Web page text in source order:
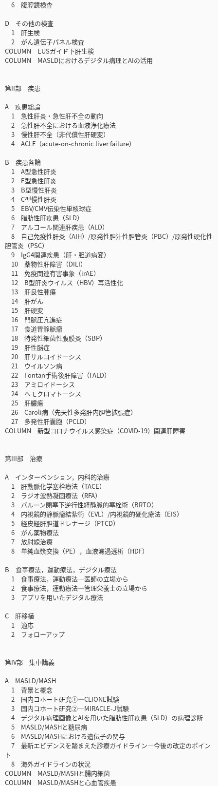
6 腹腔鏡検査
D その他の検査
1 肝生検
2 がん遺伝子パネル検査
COLUMN EUSガイド下肝生検
COLUMN MASLDにおけるデジタル病理とAIの活用
第II部 疾患
A 疾患総論
1 急性肝炎・急性肝不全の動向
2 急性肝不全における血液浄化療法
3 慢性肝不全（非代償性肝硬変）
4 ACLF（acute-on-chronic liver failure）
B 疾患各論
1 A型急性肝炎
2 E型急性肝炎
3 B型慢性肝炎
4 C型慢性肝炎
5 EBV/CMV伝染性単核球症
6 脂肪性肝疾患（SLD）
7 アルコール関連肝疾患（ALD）
8 自己免疫性肝炎（AIH）/原発性胆汁性胆管炎（PBC）/原発性硬化性
胆管炎（PSC）
9 IgG4関連疾患（肝・胆道病変）
10 薬物性肝障害（DILI）
11 免疫関連有害事象（irAE）
12 B型肝炎ウイルス（HBV）再活性化
13 肝良性腫瘍
14 肝がん
15 肝硬変
16 門脈圧亢進症
17 食道胃静脈瘤
18 特発性細菌性腹膜炎（SBP）
19 肝性脳症
20 肝サルコイドーシス
21 ウイルソン病
22 Fontan手術後肝障害（FALD）
23 アミロイドーシス
24 ヘモクロマトーシス
25 肝膿瘍
26 Caroli病（先天性多発肝内胆管拡張症）
27 多発性肝囊胞（PCLD）
COLUMN 新型コロナウイルス感染症（COVID-19）関連肝障害
第III部 治療
A インターベンション，内科的治療
1 肝動脈化学塞栓療法（TACE）
2 ラジオ波熱凝固療法（RFA）
3 バルーン閉塞下逆行性経静脈的塞栓術（BRTO）
4 内視鏡的静脈瘤結紮術（EVL）/内視鏡的硬化療法（EIS）
5 経皮経肝胆道ドレナージ（PTCD）
6 がん薬物療法
7 放射線治療
8 単純血漿交換（PE），血液濾過透析（HDF）
B 食事療法，運動療法，デジタル療法
1 食事療法，運動療法―医師の立場から
2 食事療法，運動療法―管理栄養士の立場から
3 アプリを用いたデジタル療法
C 肝移植
1 適応
2 フォローアップ
第IV部 集中講義
A MASLD/MASH
1 背景と概念
2 国内コホート研究①―CLIONE試験
3 国内コホート研究②―MIRACLE-J試験
4 デジタル病理画像とAIを用いた脂肪性肝疾患（SLD）の病理診断
5 MASLD/MASHと糖尿病
6 MASLD/MASHにおける遺伝子の関与
7 最新エビデンスを踏まえた診療ガイドライン―今後の改定のポイン
ト
8 海外ガイドラインの状況
COLUMN MASLD/MASHと腸内細菌
COLUMN MASLD/MASHと心血管疾患